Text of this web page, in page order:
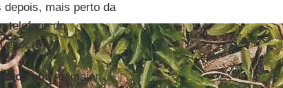
depois, mais perto da
telefone do
época.
na maior,